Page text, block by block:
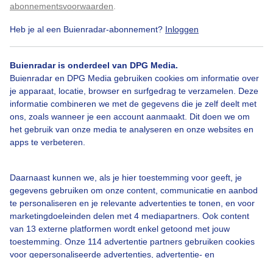
abonnementsvoorwaarden
Heb je al een Buienradar-abonnement? Inloggen
Buienradar is onderdeel van DPG Media.
Buienradar en DPG Media gebruiken cookies om informatie over
je apparaat, locatie, browser en surfgedrag te verzamelen. Deze
informatie combineren we met de gegevens die je zelf deelt met
ons, zoals wanneer je een account aanmaakt. Dit doen we om
het gebruik van onze media te analyseren en onze websites en
apps te verbeteren.
Daarnaast kunnen we, als je hier toestemming voor geeft, je
gegevens gebruiken om onze content, communicatie en aanbod
te personaliseren en je relevante advertenties te tonen, en voor
marketingdoeleinden delen met 4 mediapartners. Ook content
van 13 externe platformen wordt enkel getoond met jouw
toestemming. Onze 114 advertentie partners gebruiken cookies
voor gepersonaliseerde advertenties, advertentie- en
Over Buienradar
Bedrijfsgegevens
Veelgestelde vragen
Contact
Toegankelijkheid
Buienradar Team
Privacy beleid
Cookie beleid
Privacy instellingen